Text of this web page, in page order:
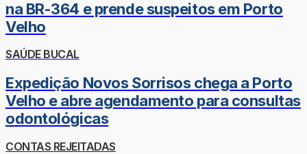
na BR-364 e prende suspeitos em Porto
Velho
SAÚDE BUCAL
Expedição Novos Sorrisos chega a Porto
Velho e abre agendamento para consultas
odontológicas
CONTAS REJEITADAS